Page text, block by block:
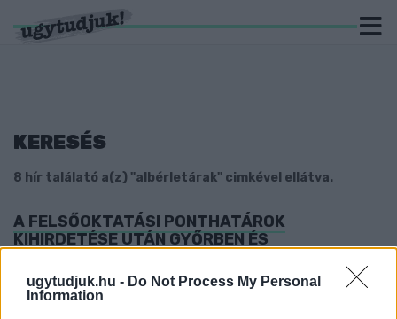
ugytudjuk.hu - Do Not Process My Personal
Information
KERESÉS
8 hír találató a(z) "albérletárak" cimkével ellátva.
A FELSŐOKTATÁSI PONTHATÁROK
KIHIRDETÉSE UTÁN GYŐRBEN ÉS
ALBÉRLETEK
2026. július. 24. 11:39